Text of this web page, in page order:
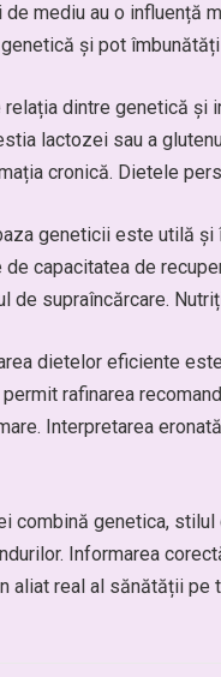
mediu au o influență
și pot
dintre genetică și
lactozei sau a
cronică. Dietele
geneticii este utilă
capacitatea de
de supraîncărcare.
dietelor eficiente
rafinarea
Interpretarea
combină genetica,
Informarea
aliat real al sănătății pe